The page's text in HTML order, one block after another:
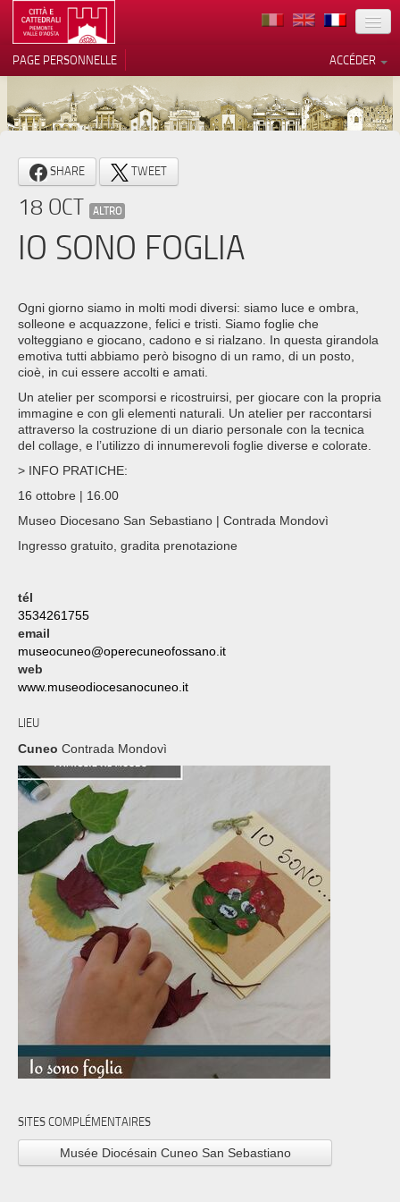
TERRITOIRE
ARCHITECTURE
MUSÉES
ITINÉRAIRES
EVÉNEMENTS
BÉNÉVOLES
CONTACTS
PRESS
ACCÉDER
PAGE PERSONNELLE
SHARE TWEET
18 OCT ALTRO
IO SONO FOGLIA
Ogni giorno siamo in molti modi diversi: siamo luce e ombra,
solleone e acquazzone, felici e tristi. Siamo foglie che
volteggiano e giocano, cadono e si rialzano. In questa girandola
emotiva tutti abbiamo però bisogno di un ramo, di un posto,
cioè, in cui essere accolti e amati.
Un atelier per scomporsi e ricostruirsi, per giocare con la propria
immagine e con gli elementi naturali. Un atelier per raccontarsi
attraverso la costruzione di un diario personale con la tecnica
del collage, e l’utilizzo di innumerevoli foglie diverse e colorate.
> INFO PRATICHE:
16 ottobre | 16.00
Museo Diocesano San Sebastiano | Contrada Mondovì
Ingresso gratuito, gradita prenotazione
tél
3534261755
email
museocuneo@operecuneofossano.it
web
www.museodiocesanocuneo.it
LIEU
Cuneo Contrada Mondovì
SITES COMPLÉMENTAIRES
Musée Diocésain Cuneo San Sebastiano
Notification lors de la collecte
Vos choix en matière de
confidentialité